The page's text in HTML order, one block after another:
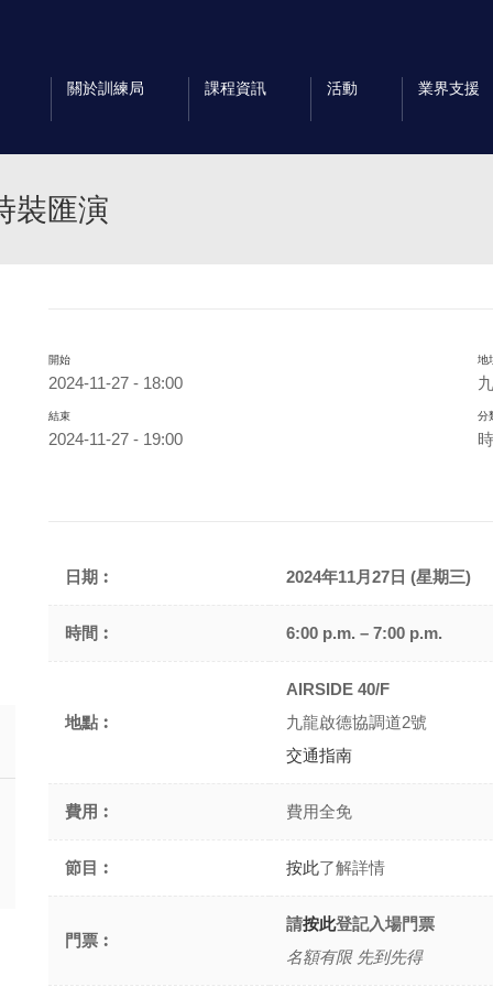
關於訓練局 課程資訊 活動 業界支援
裝匯演
開始
2024-11-27 - 18:00
結束
2024-11-27 - 19:00
地
分
日期︰ 2024年11月27日 (星期三)
時間︰ 6:00 p.m. – 7:00 p.m.
地點︰
AIRSIDE 40/F
九龍啟德協調道2號
交通指南
費用︰ 費用全免
節目︰ 按此了解詳情
門票︰
請按此登記入場門票
名額有限 先到先得